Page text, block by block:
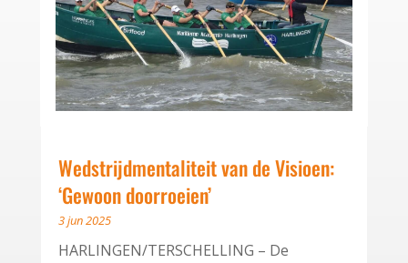
Wedstrijdmentaliteit van de Visioen:
‘Gewoon doorroeien’
3 jun 2025
HARLINGEN/TERSCHELLING – De